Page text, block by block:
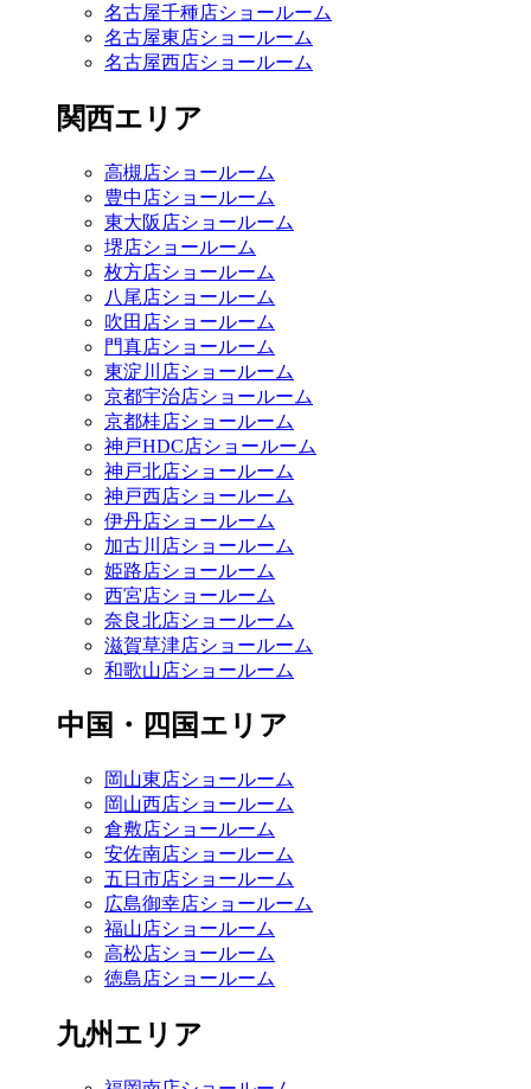
名古屋千種店ショールーム
名古屋東店ショールーム
名古屋西店ショールーム
関西エリア
高槻店ショールーム
豊中店ショールーム
東大阪店ショールーム
堺店ショールーム
枚方店ショールーム
八尾店ショールーム
吹田店ショールーム
門真店ショールーム
東淀川店ショールーム
京都宇治店ショールーム
京都桂店ショールーム
神戸HDC店ショールーム
神戸北店ショールーム
神戸西店ショールーム
伊丹店ショールーム
加古川店ショールーム
姫路店ショールーム
西宮店ショールーム
奈良北店ショールーム
滋賀草津店ショールーム
和歌山店ショールーム
中国・四国エリア
岡山東店ショールーム
岡山西店ショールーム
倉敷店ショールーム
安佐南店ショールーム
五日市店ショールーム
広島御幸店ショールーム
福山店ショールーム
高松店ショールーム
徳島店ショールーム
九州エリア